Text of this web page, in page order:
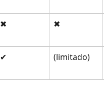
✖ ✖
✔ (limitado)